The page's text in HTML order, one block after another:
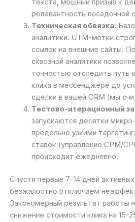
текста, мощный призыв к
релевантность посадочной
Техническая обвязка:
аналитики. UTM-метки
ссылок на внешние сайты.
сквозной аналитики
точностью отследить путь
клика в мессенджере до
сделки в вашей CRM (мы
Тестово-итерационный
запускаются десятки
предельно узкими
ставок (управление CPM/
происходит ежедневно.
Спустя первые 7–14 дней
безжалостно отключаем
Закономерный результат работы
снижение стоимости клика на